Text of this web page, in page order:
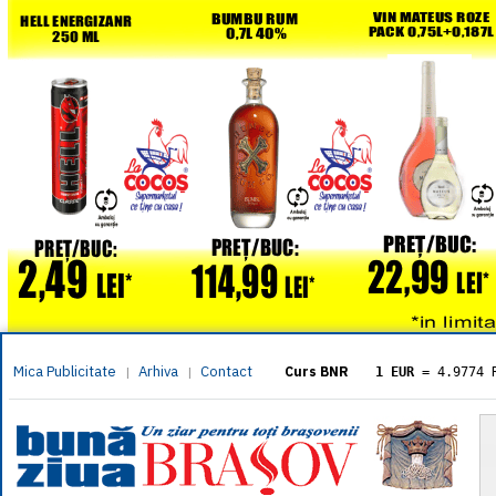
Mica Publicitate | Arhiva | Contact Curs BNR 1 EUR = 4.9774
= 5.8304
1 XAU= 464.4611
1 AED= 1.1933
1 AUD= 2.7957
1 BGN= 2.5449